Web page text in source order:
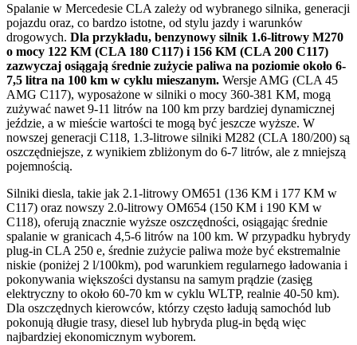
Spalanie w Mercedesie CLA zależy od wybranego silnika, generacji
pojazdu oraz, co bardzo istotne, od stylu jazdy i warunków
drogowych. Dla przykładu, benzynowy silnik 1.6-litrowy M270
o mocy 122 KM (CLA 180 C117) i 156 KM (CLA 200 C117)
zazwyczaj osiągają średnie zużycie paliwa na poziomie około 6-
7,5 litra na 100 km w cyklu mieszanym. Wersje AMG (CLA 45
AMG C117), wyposażone w silniki o mocy 360-381 KM, mogą
zużywać nawet 9-11 litrów na 100 km przy bardziej dynamicznej
jeździe, a w mieście wartości te mogą być jeszcze wyższe. W
nowszej generacji C118, 1.3-litrowe silniki M282 (CLA 180/200) są
oszczędniejsze, z wynikiem zbliżonym do 6-7 litrów, ale z mniejszą
pojemnością.
Silniki diesla, takie jak 2.1-litrowy OM651 (136 KM i 177 KM w
C117) oraz nowszy 2.0-litrowy OM654 (150 KM i 190 KM w
C118), oferują znacznie wyższe oszczędności, osiągając średnie
spalanie w granicach 4,5-6 litrów na 100 km. W przypadku hybrydy
plug-in CLA 250 e, średnie zużycie paliwa może być ekstremalnie
niskie (poniżej 2 l/100km), pod warunkiem regularnego ładowania i
pokonywania większości dystansu na samym prądzie (zasięg
elektryczny to około 60-70 km w cyklu WLTP, realnie 40-50 km).
Dla oszczędnych kierowców, którzy często ładują samochód lub
pokonują długie trasy, diesel lub hybryda plug-in będą więc
najbardziej ekonomicznym wyborem.